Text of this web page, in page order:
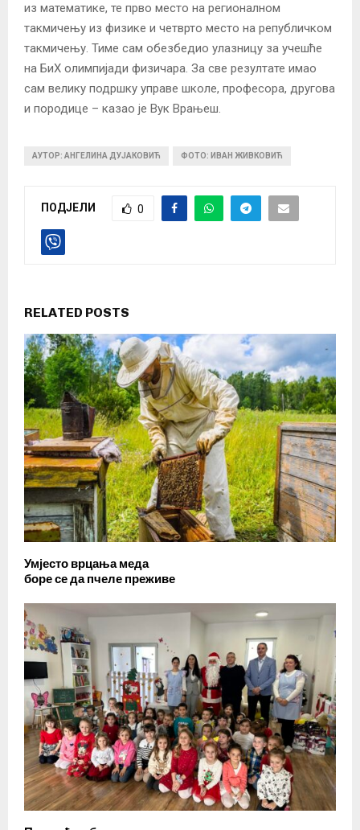
из математике, те прво место на регионалном
такмичењу из физике и четврто место на републичком
такмичењу. Тиме сам обезбедио улазницу за учешће
на БиХ олимпијади физичара. За све резултате имао
сам велику подршку управе школе, професора, другова
и породице – казао је Вук Врањеш.
АУТОР: АНГЕЛИНА ДУЈАКОВИЋ ФОТО: ИВАН ЖИВКОВИЋ
ПОДЈЕЛИ 0
RELATED POSTS
Умјесто врцања меда
боре се да пчеле преживе